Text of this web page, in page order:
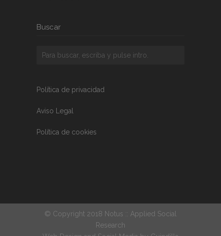
Buscar
Política de privacidad
Aviso Legal
Política de cookies
© Copyright 2018 Notus :: Applied Social
Research